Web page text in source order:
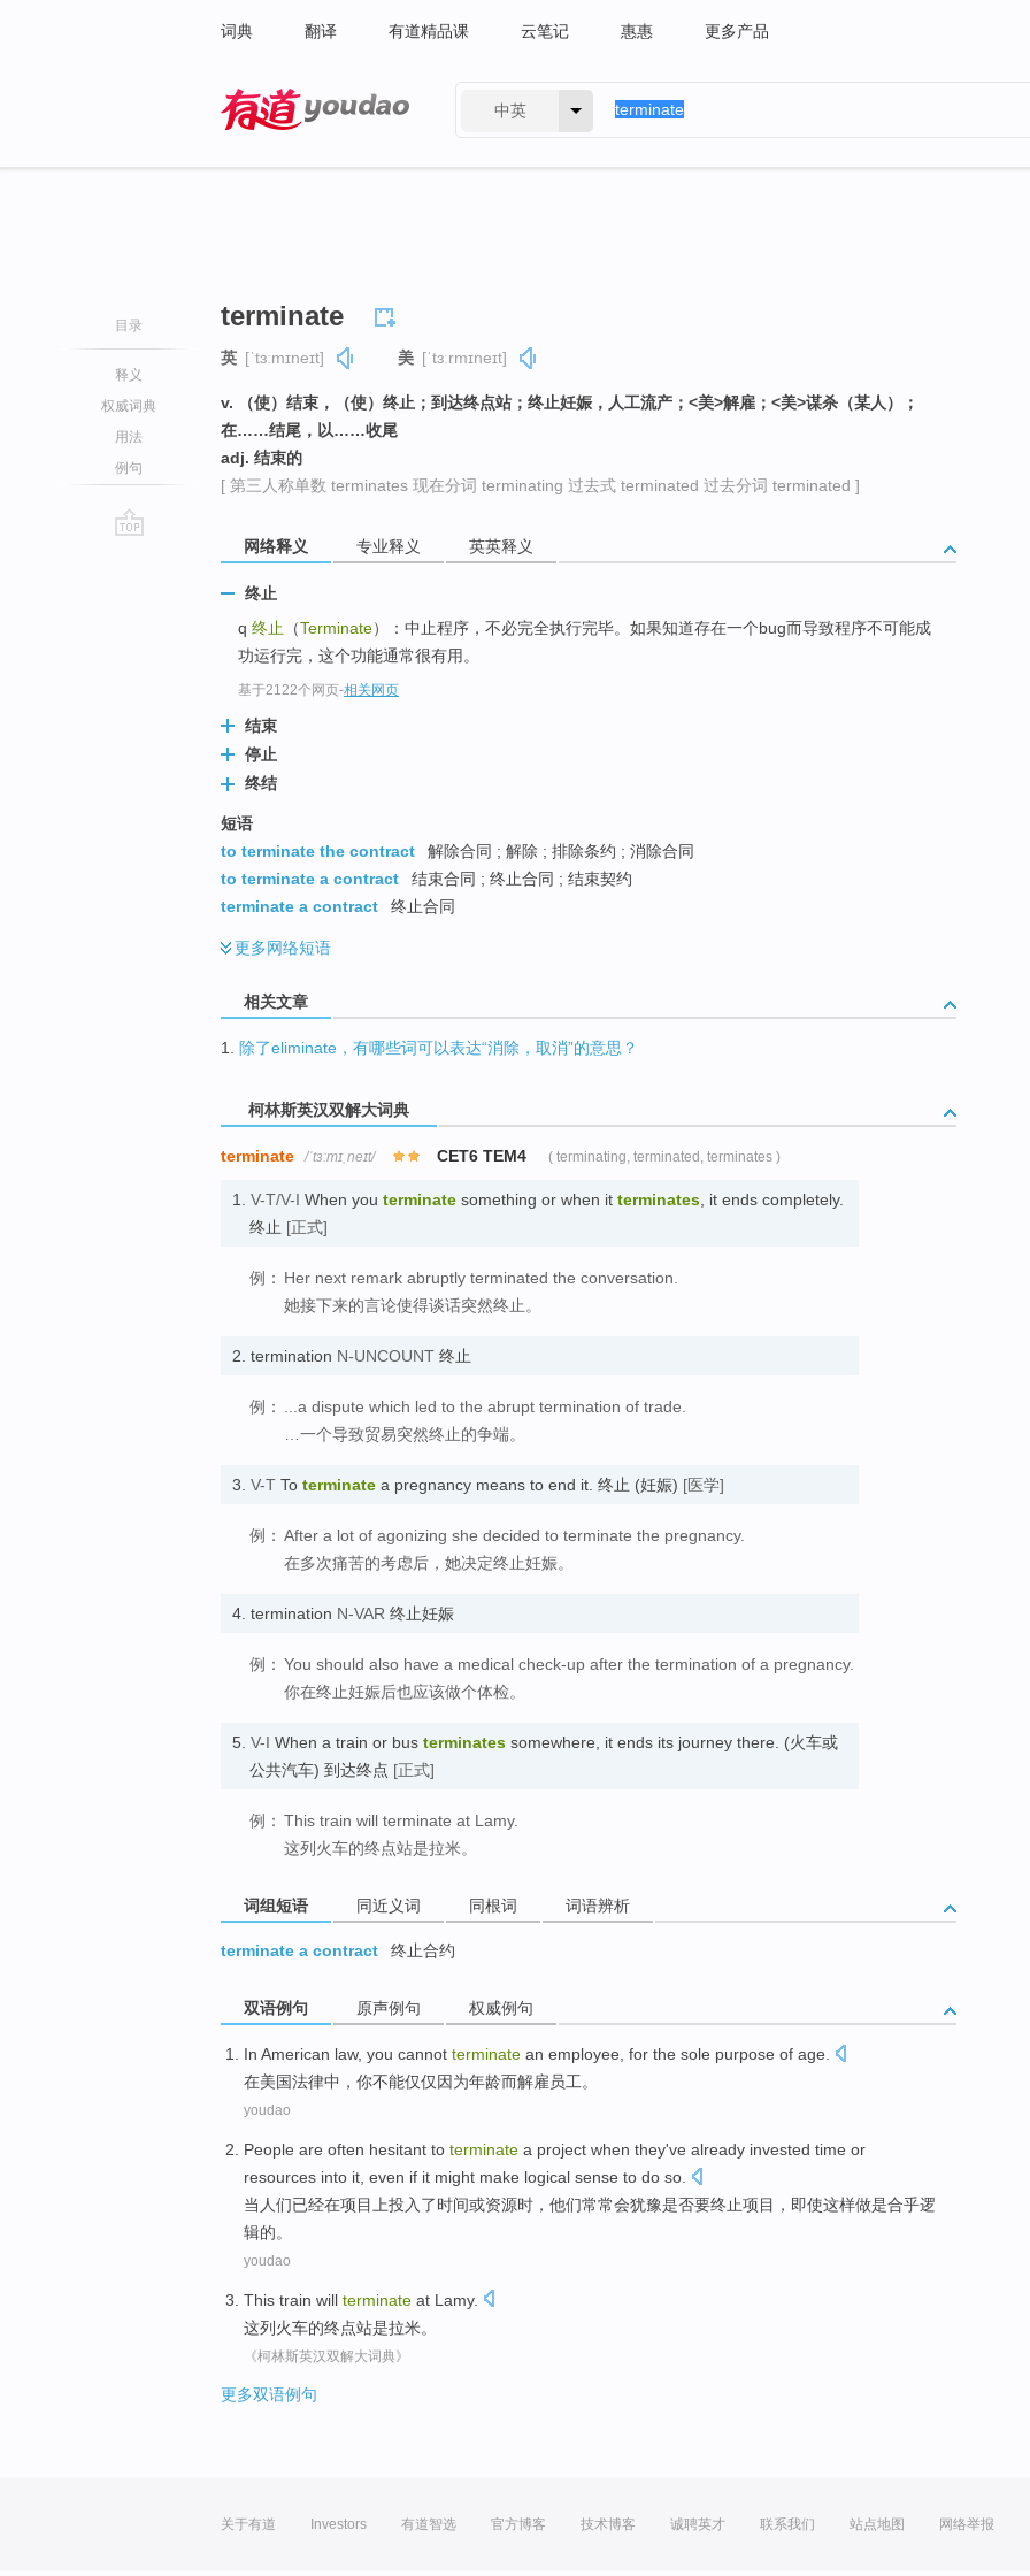
词典 翻译 有道精品课 云笔记 惠惠 更多产品
中英
目录
释义
权威词典
用法
例句
terminate
英 [ˈtɜːmɪneɪt] 美 [ˈtɜːrmɪneɪt]
v. （使）结束，（使）终止；到达终点站；终止妊娠，人工流产；<美>解雇；<美>谋杀（某人）；
在……结尾，以……收尾
adj. 结束的
[ 第三人称单数 terminates 现在分词 terminating 过去式 terminated 过去分词 terminated ]
网络释义 专业释义 英英释义
终止
q 终止 （Terminate）：中止程序，不必完全执行完毕。如果知道存在一个bug而导致程序不可能成
功运行完，这个功能通常很有用。
基于2122个网页-相关网页
结束
停止
终结
短语
to terminate the contract
解除合同 ; 解除 ; 排除条约 ; 消除合同
to terminate a contract
结束合同 ; 终止合同 ; 结束契约
terminate a contract
终止合同
更多网络短语
相关文章
1. 除了eliminate，有哪些词可以表达“消除，取消”的意思？
柯林斯英汉双解大词典
terminate /ˈtɜːmɪˌneɪt/ CET6 TEM4 ( terminating, terminated, terminates )
1. V-T/V-I When you terminate something or when it terminates , it ends completely.
终止 [正式]
例： Her next remark abruptly terminated the conversation.
她接下来的言论使得谈话突然终止。
2. termination N-UNCOUNT 终止
例：
...a dispute which led to the abrupt termination of trade.
…一个导致贸易突然终止的争端。
3. V-T To terminate a pregnancy means to end it. 终止 (妊娠) [医学]
例： After a lot of agonizing she decided to terminate the pregnancy.
在多次痛苦的考虑后，她决定终止妊娠。
4. termination N-VAR 终止妊娠
例： You should also have a medical check-up after the termination of a pregnancy.
你在终止妊娠后也应该做个体检。
5. V-I When a train or bus terminates somewhere, it ends its journey there. (火车或
公共汽车) 到达终点 [正式]
例： This train will terminate at Lamy.
这列火车的终点站是拉米。
词组短语 同近义词 同根词 词语辨析
terminate a contract 终止合约
双语例句 原声例句 权威例句
In American law, you cannot terminate an employee for the sole purpose of age
在美国法律中， 你不能仅仅因为年龄而解雇员工。
youdao
People are often hesitant to terminate a project when they've already invested time or
resources into it, even if it might make logical sense to do so.
当 人们已经在项目 上投入了时间或资源时， 他们常常会犹豫是否要终止项目， 即使这样做是合乎逻
辑的。
youdao
This train will terminate at Lamy.
这列火车的终点站是拉米。
《柯林斯英汉双解大词典》
更多双语例句
关于有道 Investors 有道智选 官方博客 技术博客 诚聘英才 联系我们 站点地图 网络举报